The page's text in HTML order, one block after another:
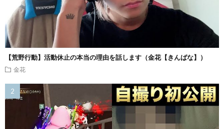
【荒野行動】活動休止の本当の理由を話します（金花【きんばな】）
金花